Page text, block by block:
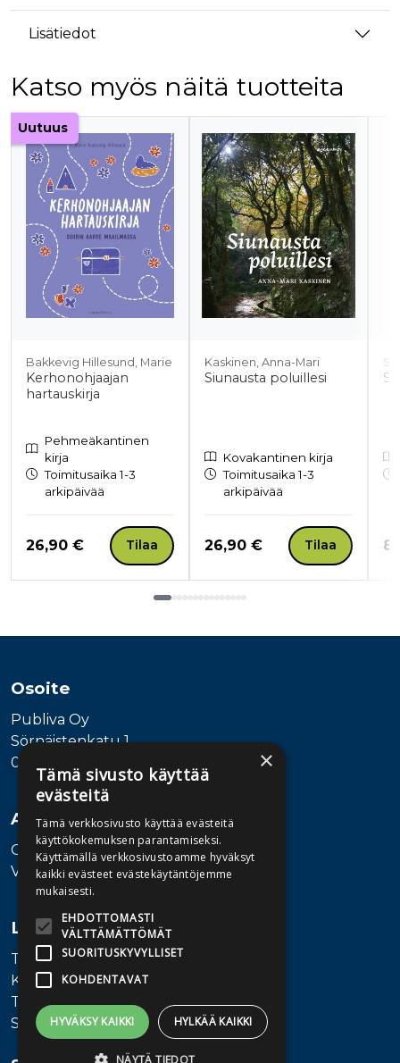
Lisätiedot
Katso myös näitä tuotteita
Tuoteluettelon alku
Uutuus
Bakkevig Hillesund, Marie
Kerhonohjaajan
hartauskirja
Pehmeäkantinen
kirja
Toimitusaika 1-3
arkipäivää
Hinta nyt
26,90 € Tilaa
Kaskinen, Anna-Mari
Siunausta poluillesi
Kovakantinen kirja
Toimitusaika 1-3
arkipäivää
Hinta nyt
26,90 € Tilaa
Osoite
Publiva Oy
Sörnäistenkatu 1
00580 Helsinki
Asiakaspalvelu
Ota yhteyttä
Vaihde: 010 345100
Lisätietoa
Toimitusehdot
Käyttöohjeet
Tietosuojaseloste
Saavutettavuusseloste
×
Tämä sivusto käyttää
evästeitä
Tämä verkkosivusto käyttää evästeitä
käyttökokemuksen parantamiseksi.
Käyttämällä verkkosivustoamme hyväksyt
kaikki evästeet evästekäytäntöjemme
mukaisesti.
EHDOTTOMASTI
VÄLTTÄMÄTTÖMÄT
SUORITUSKYVYLLISET
KOHDENTAVAT
HYVÄKSY KAIKKI HYLKÄÄ KAIKKI
NÄYTÄ TIEDOT